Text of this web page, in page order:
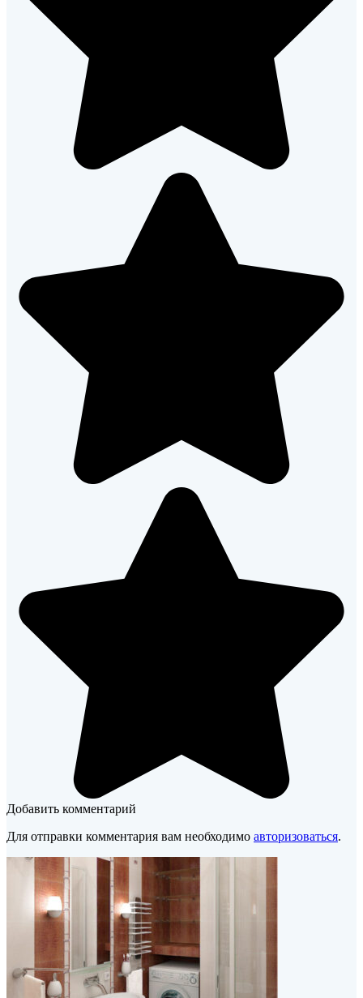
Добавить комментарий
Для отправки комментария вам необходимо авторизоваться.